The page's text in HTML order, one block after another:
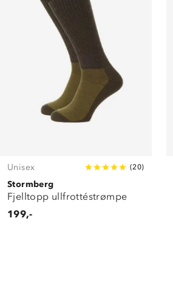
Unisex (20)
Stormberg
Fjelltopp ullfrottéstrømpe
199,-